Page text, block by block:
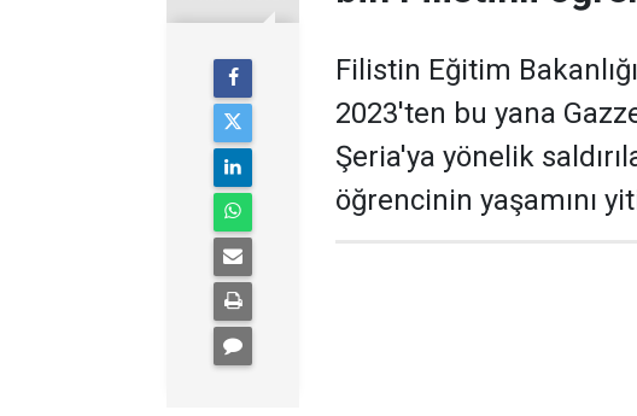
Filistin Eğitim
2023'ten bu yana
Şeria'ya yönelik
öğrencinin yaşamını